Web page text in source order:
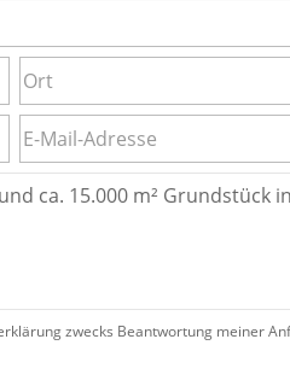
zwecks Beantwortung meiner